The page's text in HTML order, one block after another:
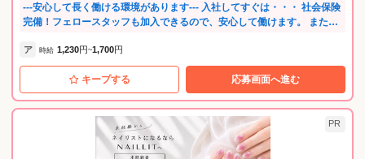
---安心して長く働ける環境があります--- 入社してすぐは・・・ 社会保険
完備！フェロースタッフも加入できるので、安心して働けます。 また社
ビューまで先輩がしっかりと見守ります。 サロンデビュー後は・・・ あ
なたの頑張りが評価されるので、随時昇給・昇格があります。 チーフ、
店長を経て、ゆくゆくはエリアを統括するマイスタースタッフ（課長
職）にも。 更に、スクールの講師、映画コラボ等のデザインの考案、商
品の開発メンバーになることもあり、あなただけのキャリアプランを実
現してくださいね。 長く活躍できる環境を整えているので、産休育休取
得実績が多数あります。 たくさんの復職スタッフがママネイリストとし
ア 時給 1,230円~1,700円
キープする 応募画面へ進む
PR